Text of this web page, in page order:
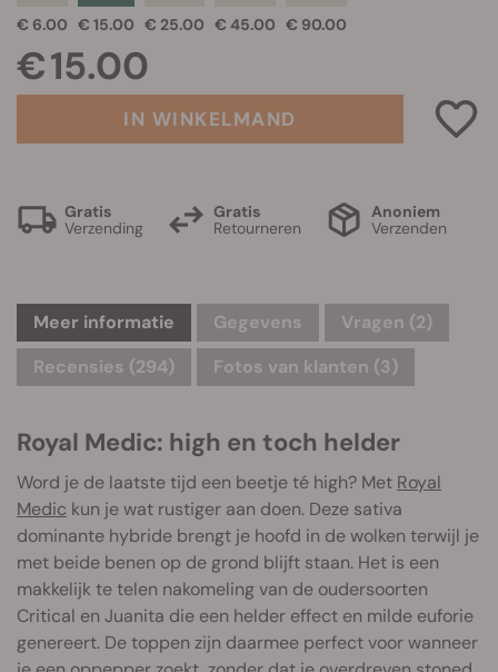
€ 6.00 € 15.00 € 25.00 € 45.00 € 90.00
€ 15.00
IN WINKELMAND
Gratis
Verzending
Gratis
Retourneren
Anoniem
Verzenden
Meer informatie Gegevens Vragen (2)
Recensies (294)
Fotos van klanten (3)
Royal Medic: high en toch helder
Word je de laatste tijd een beetje té high? Met Royal
Medic kun je wat rustiger aan doen. Deze sativa
dominante hybride brengt je hoofd in de wolken terwijl je
met beide benen op de grond blijft staan. Het is een
makkelijk te telen nakomeling van de oudersoorten
Critical en Juanita die een helder effect en milde euforie
genereert. De toppen zijn daarmee perfect voor wanneer